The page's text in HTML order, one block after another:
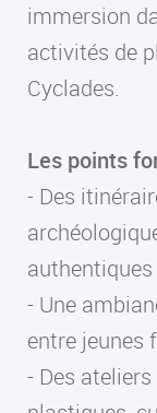
immersion
activités de
Cyclades.
Les points
- Des
- Une
entre jeunes
- Des